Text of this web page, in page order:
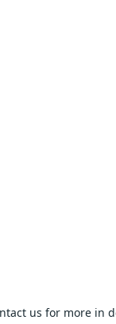
to contact us